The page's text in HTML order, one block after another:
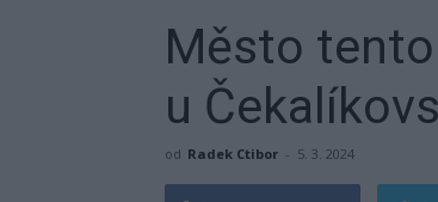
Město
u
od Radek Ctibor - 5. 3. 2024